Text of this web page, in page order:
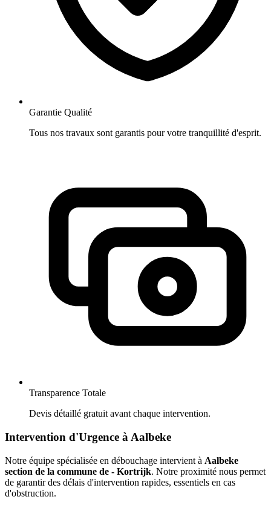
Garantie Qualité
Tous nos travaux sont garantis pour votre tranquillité d'esprit.
Transparence Totale
Devis détaillé gratuit avant chaque intervention.
Intervention d'Urgence à Aalbeke
Notre équipe spécialisée en débouchage intervient à Aalbeke
section de la commune de - Kortrijk. Notre proximité nous permet
de garantir des délais d'intervention rapides, essentiels en cas
d'obstruction.